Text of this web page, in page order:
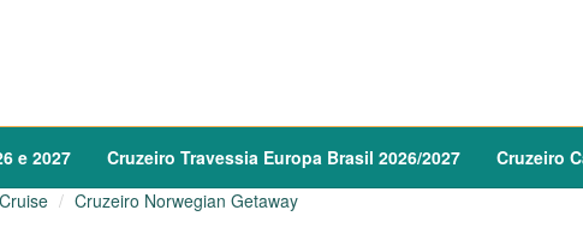
e 2027 Cruzeiro Travessia Europa Brasil 2026/2027 Cruzeiro
Cruzeiro Norwegian Getaway